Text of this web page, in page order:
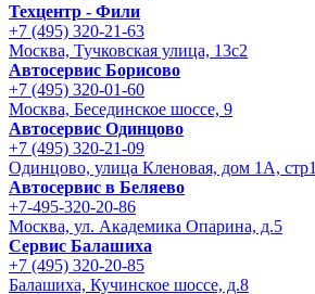
Техцентр - Фили
+7 (495) 320-21-63
Москва, Тучковская улица, 13с2
Автосервис Борисово
+7 (495) 320-01-60
Москва, Бесединское шоссе, 9
Автосервис Одинцово
+7 (495) 320-21-09
Одинцово, улица Кленовая, дом 1А, стр1
Автосервис в Беляево
+7-495-320-20-86
Москва, ул. Академика Опарина, д.5
Сервис Балашиха
+7 (495) 320-20-85
Балашиха, Кучинское шоссе, д.8